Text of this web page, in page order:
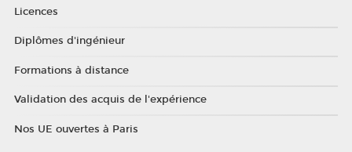
Licences
Diplômes d'ingénieur
Formations à distance
Validation des acquis de l'expérience
Nos UE ouvertes à Paris